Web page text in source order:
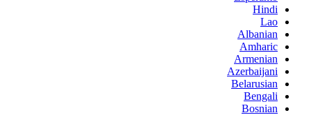
Hindi
Lao
Albanian
Amharic
Armenian
Azerbaijani
Belarusian
Bengali
Bosnian